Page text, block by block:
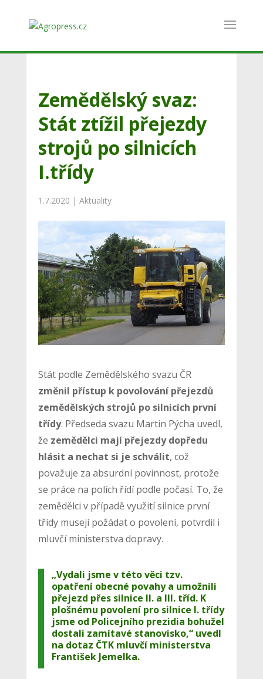
Zemědělský svaz:
Stát ztížil přejezdy
strojů po silnicích
I.třídy
1.7.2020 | Aktuality
Stát podle Zemědělského svazu ČR
změnil přístup k povolování přejezdů
zemědělských strojů po silnicích první
třídy. Předseda svazu Martin Pýcha uvedl,
že zemědělci mají přejezdy dopředu
hlásit a nechat si je schválit, což
považuje za absurdní povinnost, protože
se práce na polích řídí podle počasí. To, že
zemědělci v případě využití silnice první
třídy musejí požádat o povolení, potvrdil i
mluvčí ministerstva dopravy.
„Vydali jsme v této věci tzv.
opatření obecné povahy a umožnili
přejezd přes silnice II. a III. tříd. K
plošnému povolení pro silnice I. třídy
jsme od Policejního prezidia bohužel
dostali zamítavé stanovisko,“ uvedl
na dotaz ČTK mluvčí ministerstva
František Jemelka.